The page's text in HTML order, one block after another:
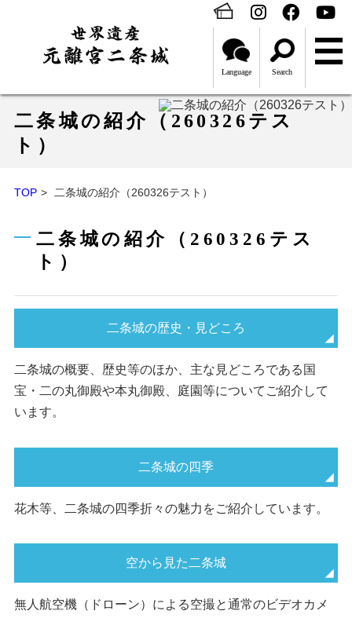
Language Search
二条城の紹介（260326テス
ト）
TOP 二条城の紹介（260326テスト）
二条城の紹介（260326テス
ト）
二条城の歴史・見どころ
二条城の概要、歴史等のほか、主な見どころである国
宝・二の丸御殿や本丸御殿、庭園等についてご紹介して
います。
二条城の四季
花木等、二条城の四季折々の魅力をご紹介しています。
空から見た二条城
無人航空機（ドローン）による空撮と通常のビデオカメ